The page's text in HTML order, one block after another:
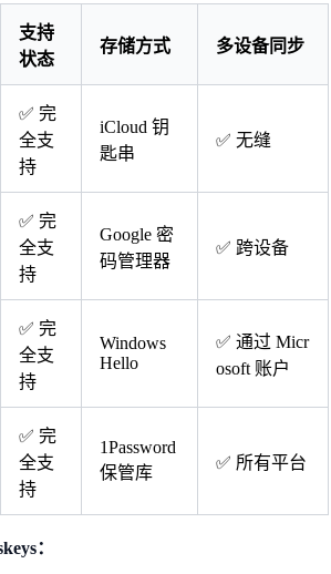
支持
状态
存储方式 多设备同步
✅ 完
全支
持
iCloud 钥
匙串
✅ 无缝
✅ 完
全支
持
Google 密
码管理器
✅ 跨设备
✅ 完
全支
持
Windows
Hello
✅ 通过 Micr
osoft 账户
✅ 完
全支
持
1Password
保管库
✅ 所有平台
：